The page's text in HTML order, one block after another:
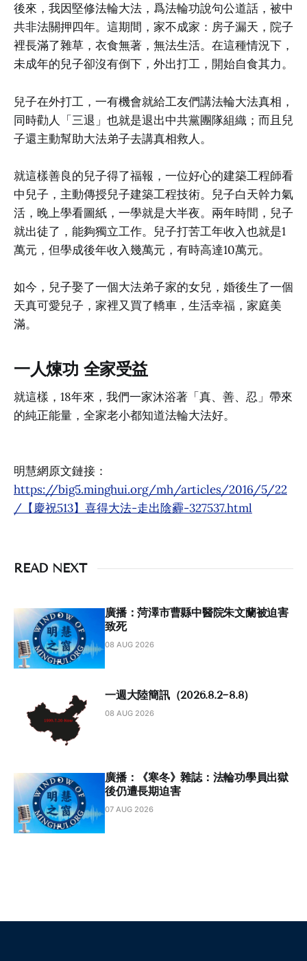
後來，我因堅修法輪大法，爲法輪功說句公道話，被中
共非法關押四年。這期間，家不成家：房子漏天，院子
裡長滿了雜草，衣食無著，無法生活。在這種情況下，
未成年的兒子卻沒有倒下，外出打工，開始自食其力。
兒子在外打工，一有機會就給工友們講法輪大法真相，
同時勸人「三退」也就是退出中共黨團隊組織；而且兒
子還主動幫助大法弟子去講真相救人。
就這樣善良的兒子得了福報，一位好心的建築工程師看
中兒子，主動傳授兒子建築工程技術。兒子白天幹力氣
活，晚上學看圖紙，一學就是大半夜。兩年時間，兒子
就出徒了，能夠獨立工作。兒子打苦工年收入也就是1
萬元，但學成後年收入幾萬元，有時高達10萬元。
如今，兒子娶了一個大法弟子家的女兒，婚後生了一個
天真可愛兒子，家裡又買了轎車，生活幸福，家庭美
滿。
一人煉功 全家受益
就這樣，18年來，我們一家沐浴著「真、善、忍」帶來
的純正能量，全家老小都知道法輪大法好。
明慧網原文鏈接：
https://big5.minghui.org/mh/articles/2016/5/22
/【慶祝513】喜得大法-走出陰霾-327537.html
READ NEXT
廣播：菏澤市曹縣中醫院朱⽂蘭被迫害
致死
08 AUG 2026
一週大陸簡訊（2026.8.2~8.8）
08 AUG 2026
廣播：《寒冬》雜誌：法輪功學員出獄
後仍遭長期迫害
07 AUG 2026